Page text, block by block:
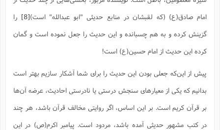
امام صادق(ع) (که لقبشان در منابع حدیثی "ابو عبدالله" است)[8]
را
گزینش کرده و به هم چسبانده و این حدیث را جعل نموده است و گمان
کرده این حدیث از امام حسین(ع) است!
پیش از این‌که جعلی بودن این حدیث را برای شما آشکار سازیم بهتر است
بدانیم که یکی از معیارهای سنجش درستی یا نادرستی احادیث، عرضه آن‌ها
بر قرآن کریم است. بر این اساس، اگر روایتی مخالف قرآن باشد، هر چند
در کتب مشهور حدیثی آمده باشد، مردود است. پیامبر اکرم(ص) در این